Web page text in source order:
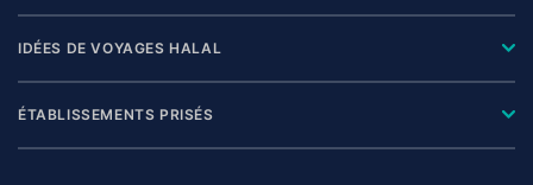
IDÉES DE VOYAGES HALAL
ÉTABLISSEMENTS PRISÉS